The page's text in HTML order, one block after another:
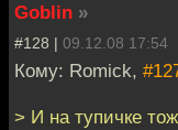
Goblin »
#128 | 09.12.08 17:54
Кому: Romick,
> И на тупичке